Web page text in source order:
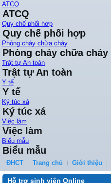
ATCQ
ATCQ
Quy chế phối hợp
Quy chế phối hợp
Phòng cháy chữa cháy
Phòng cháy chữa cháy
Trật tự An toàn
Trật tự An toàn
Y tế
Y tế
Ký túc xá
Ký túc xá
Việc làm
Việc làm
Biểu mẫu
Biểu mẫu
ĐHCT Trang chủ Giới thiệu
Hỗ trợ sinh viên Online